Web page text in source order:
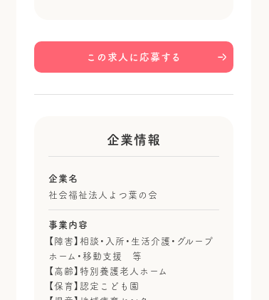
この求人に応募する
企業情報
企業名
社会福祉法人よつ葉の会
事業内容
【障害】相談・入所・生活介護・グループ
ホーム・移動支援 等
【高齢】特別養護老人ホーム
【保育】認定こども園